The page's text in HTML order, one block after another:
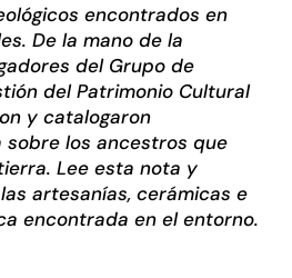
encontrados en
De la mano de la
del Grupo de
del Patrimonio Cultural
y catalogaron
sobre los ancestros que
Lee esta nota y
artesanías, cerámicas e
encontrada en el entorno.